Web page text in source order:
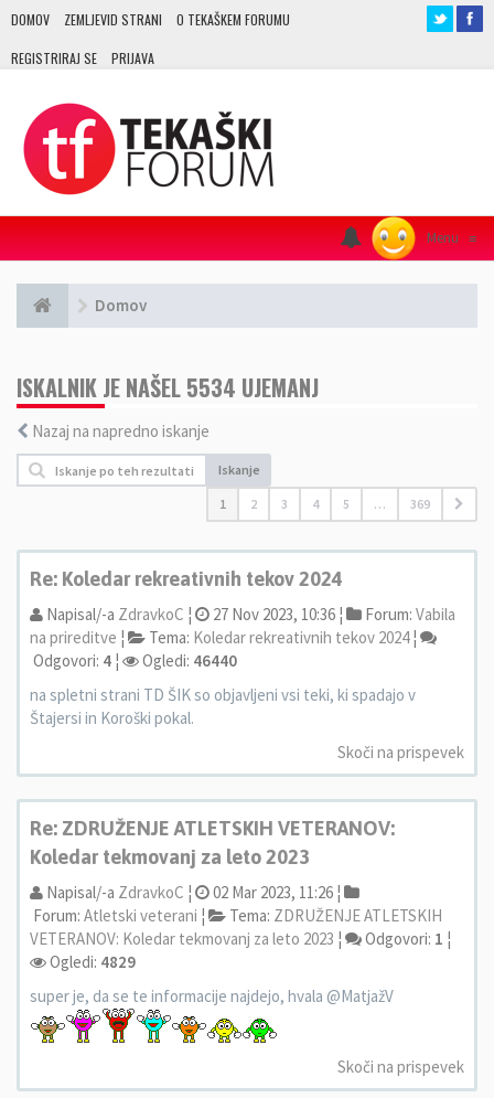
DOMOV ZEMLJEVID STRANI O TEKAŠKEM FORUMU
REGISTRIRAJ SE PRIJAVA
Menu ≡
Domov
ISKALNIK JE NAŠEL 5534 UJEMANJ
Nazaj na napredno iskanje
Iskanje
1 2 3 4 5 … 369
Re: Koledar rekreativnih tekov 2024
Napisal/-a ZdravkoC ¦ 27 Nov 2023, 10:36 ¦ Forum: Vabila
na prireditve ¦ Tema: Koledar rekreativnih tekov 2024¦
Odgovori: 4 ¦ Ogledi: 46440
na spletni strani TD ŠIK so objavljeni vsi teki, ki spadajo v
Štajersi in Koroški pokal.
Skoči na prispevek
Re: ZDRUŽENJE ATLETSKIH VETERANOV:
Koledar tekmovanj za leto 2023
Napisal/-a ZdravkoC ¦
02 Mar 2023, 11:26 ¦
Forum: Atletski veterani ¦ Tema: ZDRUŽENJE ATLETSKIH
VETERANOV: Koledar tekmovanj za leto 2023 ¦ Odgovori: 1 ¦
Ogledi: 4829
super je, da se te informacije najdejo, hvala @MatjažV
Skoči na prispevek